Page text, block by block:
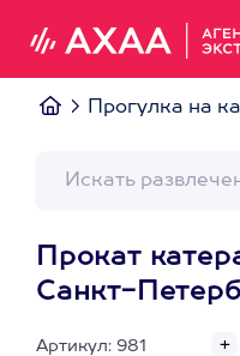
Прогулка на
Прокат
Санкт-
Артикул: 981